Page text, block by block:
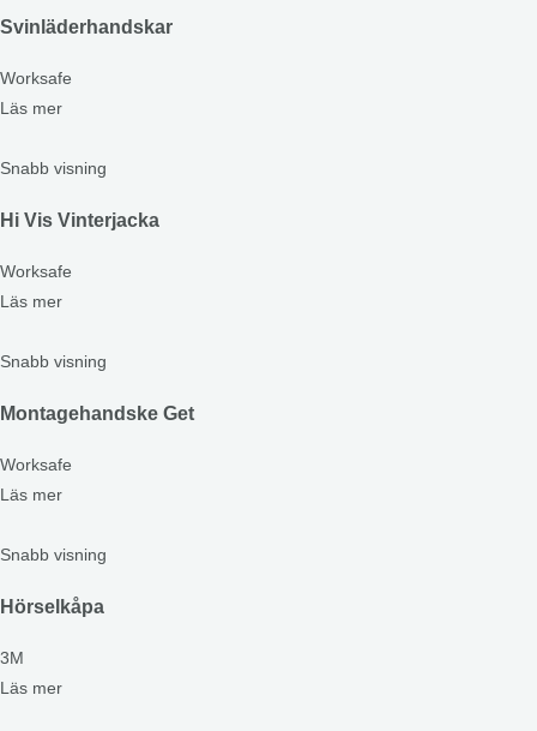
Svinläderhandskar
Worksafe
Läs mer
Snabb visning
Hi Vis Vinterjacka
Worksafe
Läs mer
Snabb visning
Montagehandske Get
Worksafe
Läs mer
Snabb visning
Hörselkåpa
3M
Läs mer